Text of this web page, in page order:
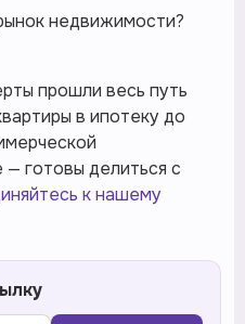
недвижимости?
прошли весь путь
в ипотеку до
готовы делиться с
к нашему